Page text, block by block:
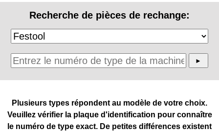
Recherche de pièces de rechange:
Plusieurs types répondent au modèle de votre choix.
Veuillez vérifier la plaque d'identification pour connaître
le numéro de type exact. De petites différences existent